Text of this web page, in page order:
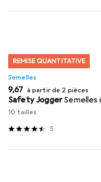
REMISE QUANTITATIVE
Semelles
EUR
9,67 à partir de 2 pièces
Safety JoggerSemelles
10 tailles
5